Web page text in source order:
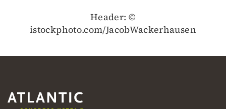
Header: ©
istockphoto.com/JacobWackerhausen